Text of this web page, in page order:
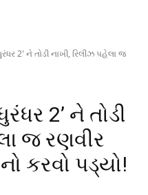
2' ને તોડી નાખી, રિલીઝ પહેલા જ
2’ ને તોડી
જ રણવીર
કરવો પડ્યો!